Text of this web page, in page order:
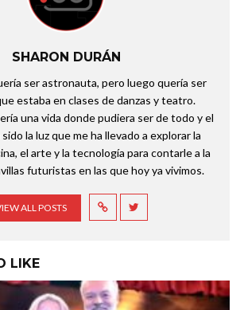
SHARON DURÁN
ser astronauta, pero luego quería ser
estaba en clases de danzas y teatro.
una vida donde pudiera ser de todo y el
la luz que me ha llevado a explorar la
el arte y la tecnología para contarle a la
futuristas en las que hoy ya vivimos.
ALL POSTS
LIKE